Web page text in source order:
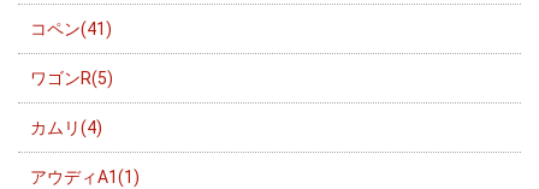
コペン(41)
ワゴンR(5)
カムリ(4)
アウディA1(1)